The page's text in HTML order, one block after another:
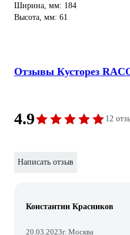
Ширина, мм: 184
Высота, мм: 61
Отзывы Кусторез
4.9 12
Написать отзыв
Константин Красников
20.03.2023г. Москва